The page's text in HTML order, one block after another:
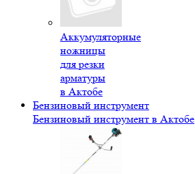
Аккумуляторные
ножницы
для резки
арматуры
в Актобе
Бензиновый инструмент
Бензиновый инструмент в Актобе